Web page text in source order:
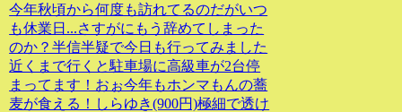
今年秋頃から何度も訪れてるのだがいつ
も休業日...さすがにもう辞めてしまった
のか？半信半疑で今日も行ってみました
近くまで行くと駐車場に高級車が2台停
まってます！おぉ今年もホンマもんの蕎
麦が食える！しらゆき(900円)極細で透け